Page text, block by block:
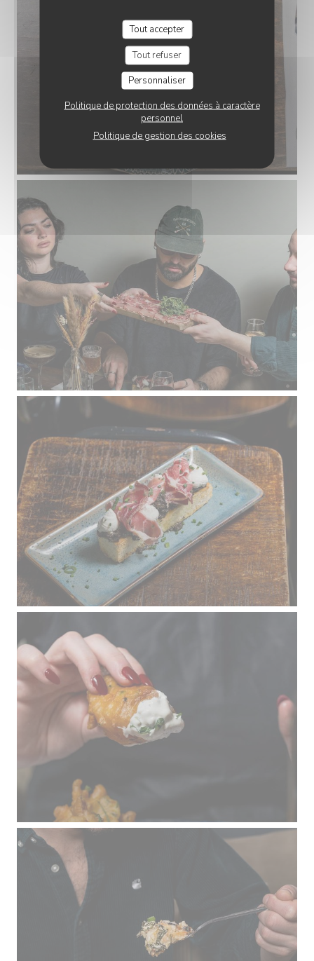
Tout accepter
Tout refuser
Personnaliser
Politique de protection des données à caractère
personnel
Politique de gestion des cookies